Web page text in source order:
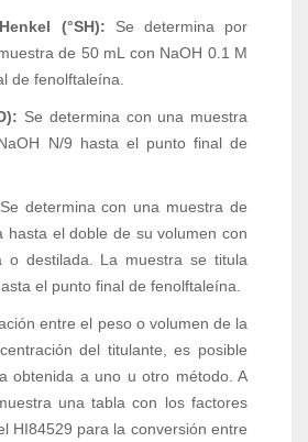
(°SH): Se determina por
de 50 mL con NaOH 0.1 M
de fenolftaleína.
Se determina con una muestra
N/9 hasta el punto final de
Se determina con una muestra de
hasta el doble de su volumen con
o destilada. La muestra se titula
el punto final de fenolftaleína.
entre el peso o volumen de la
del titulante, es posible
obtenida a uno u otro método. A
una tabla con los factores
HI84529 para la conversión entre